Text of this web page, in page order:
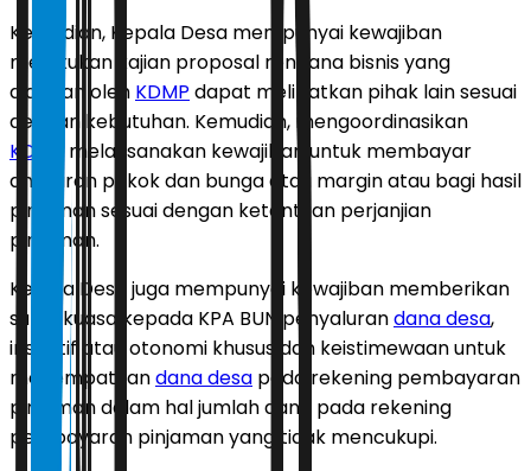
Kemudian, Kepala Desa mempunyai kewajiban
melakukan kajian proposal rencana bisnis yang
diajukan oleh KDMP dapat melibatkan pihak lain sesuai
dengan kebutuhan. Kemudian, mengoordinasikan
KDMP melaksanakan kewajiban untuk membayar
angsuran pokok dan bunga atau margin atau bagi hasil
pinjaman sesuai dengan ketentuan perjanjian
pinjaman.
Kepala Desa juga mempunyai kewajiban memberikan
surat kuasa kepada KPA BUN penyalurandana desa,
insentif atau otonomi khusus dan keistimewaan untuk
menempatkandana desa pada rekening pembayaran
pinjaman dalam hal jumlah dana pada rekening
pembayaran pinjaman yang tidak mencukupi.